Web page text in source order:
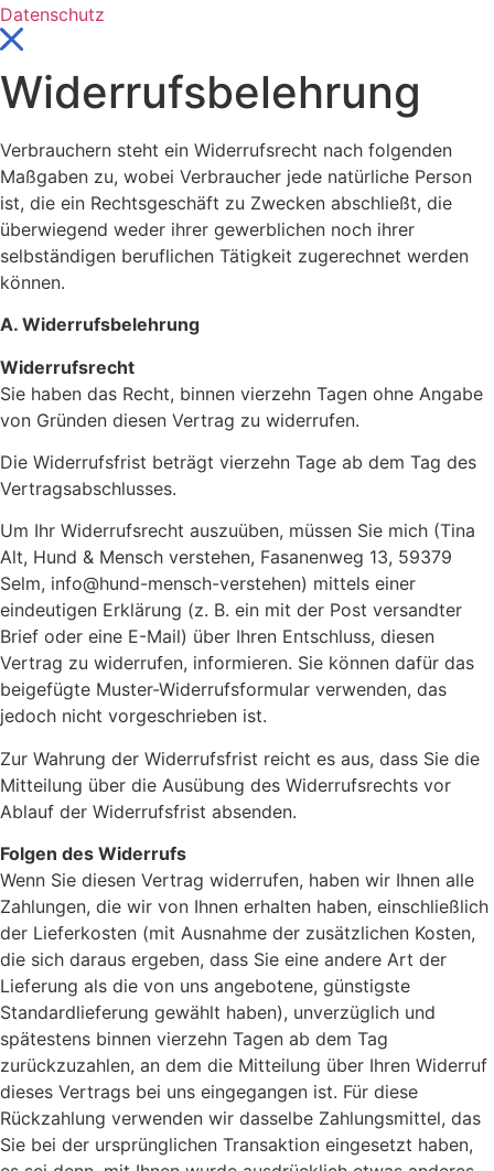
Datenschutz
Widerrufsbelehrung
Verbrauchern steht ein Widerrufsrecht nach folgenden
Maßgaben zu, wobei Verbraucher jede natürliche Person
ist, die ein Rechtsgeschäft zu Zwecken abschließt, die
überwiegend weder ihrer gewerblichen noch ihrer
selbständigen beruflichen Tätigkeit zugerechnet werden
können.
A. Widerrufsbelehrung
Widerrufsrecht
Sie haben das Recht, binnen vierzehn Tagen ohne Angabe
von Gründen diesen Vertrag zu widerrufen.
Die Widerrufsfrist beträgt vierzehn Tage ab dem Tag des
Vertragsabschlusses.
Um Ihr Widerrufsrecht auszuüben, müssen Sie mich (Tina
Alt, Hund & Mensch verstehen, Fasanenweg 13, 59379
Selm, info@hund-mensch-verstehen) mittels einer
eindeutigen Erklärung (z. B. ein mit der Post versandter
Brief oder eine E-Mail) über Ihren Entschluss, diesen
Vertrag zu widerrufen, informieren. Sie können dafür das
beigefügte Muster-Widerrufsformular verwenden, das
jedoch nicht vorgeschrieben ist.
Zur Wahrung der Widerrufsfrist reicht es aus, dass Sie die
Mitteilung über die Ausübung des Widerrufsrechts vor
Ablauf der Widerrufsfrist absenden.
Folgen des Widerrufs
Wenn Sie diesen Vertrag widerrufen, haben wir Ihnen alle
Zahlungen, die wir von Ihnen erhalten haben, einschließlich
der Lieferkosten (mit Ausnahme der zusätzlichen Kosten,
die sich daraus ergeben, dass Sie eine andere Art der
Lieferung als die von uns angebotene, günstigste
Standardlieferung gewählt haben), unverzüglich und
spätestens binnen vierzehn Tagen ab dem Tag
zurückzuzahlen, an dem die Mitteilung über Ihren Widerruf
dieses Vertrags bei uns eingegangen ist. Für diese
Rückzahlung verwenden wir dasselbe Zahlungsmittel, das
Sie bei der ursprünglichen Transaktion eingesetzt haben,